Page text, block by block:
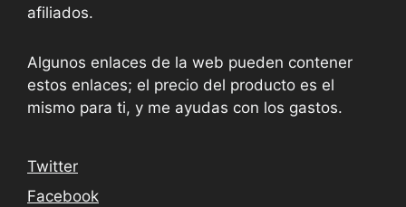
afiliados.
Algunos enlaces de la web pueden contener
estos enlaces; el precio del producto es el
mismo para ti, y me ayudas con los gastos.
Twitter
Facebook